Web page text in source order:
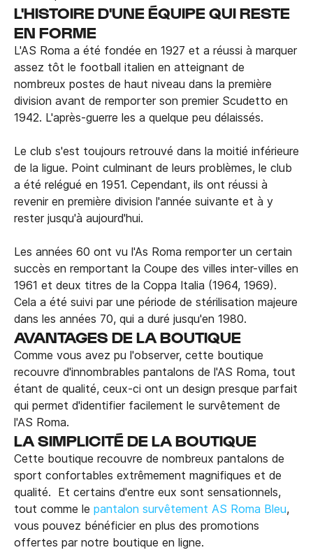
L'HISTOIRE D'UNE ÉQUIPE QUI RESTE
EN FORME
L'AS Roma a été fondée en 1927 et a réussi à marquer
assez tôt le football italien en atteignant de
nombreux postes de haut niveau dans la première
division avant de remporter son premier Scudetto en
1942. L'après-guerre les a quelque peu délaissés.
Le club s'est toujours retrouvé dans la moitié inférieure
de la ligue. Point culminant de leurs problèmes, le club
a été relégué en 1951. Cependant, ils ont réussi à
revenir en première division l'année suivante et à y
rester jusqu'à aujourd'hui.
Les années 60 ont vu l'As Roma remporter un certain
succès en remportant la Coupe des villes inter-villes en
1961 et deux titres de la Coppa Italia (1964, 1969).
Cela a été suivi par une période de stérilisation majeure
dans les années 70, qui a duré jusqu'en 1980.
AVANTAGES DE LA BOUTIQUE
Comme vous avez pu l'observer, cette boutique
recouvre d'innombrables pantalons de l'AS Roma, tout
étant de qualité, ceux-ci ont un design presque parfait
qui permet d'identifier facilement le survêtement de
l'AS Roma.
LA SIMPLICITÉ DE LA BOUTIQUE
Cette boutique recouvre de nombreux pantalons de
sport confortables extrêmement magnifiques et de
qualité. Et certains d'entre eux sont sensationnels,
tout comme le pantalon survêtement AS Roma Bleu,
vous pouvez bénéficier en plus des promotions
offertes par notre boutique en ligne.